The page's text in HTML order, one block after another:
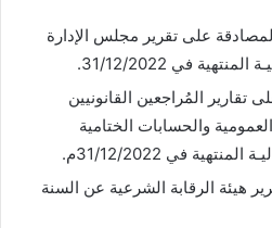
على تقرير مجلس الإدارة
في 31/12/2022.
تقارير المُراجعين القانونيين
والحسابات الختامية
في 31/12/2022م.
هيئة الرقابة الشرعية عن السنة